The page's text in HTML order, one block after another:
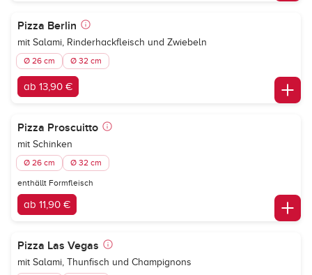
Pizza Berlin
mit Salami, Rinderhackfleisch und Zwiebeln
Ø 26 cm Ø 32 cm
ab 13,90 €
Pizza Proscuitto
mit Schinken
Ø 26 cm Ø 32 cm
enthällt Formfleisch
ab 11,90 €
Pizza Las Vegas
mit Salami, Thunfisch und Champignons